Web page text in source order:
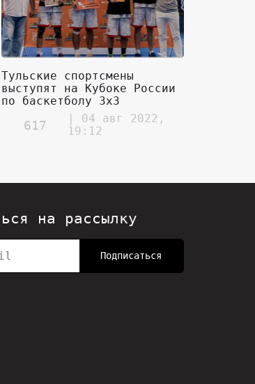
Тульские спортсмены
выступят на Кубоке России
по баскетболу 3х3
617
| 04 авг 2022,
19:12
на рассылку
Подписаться